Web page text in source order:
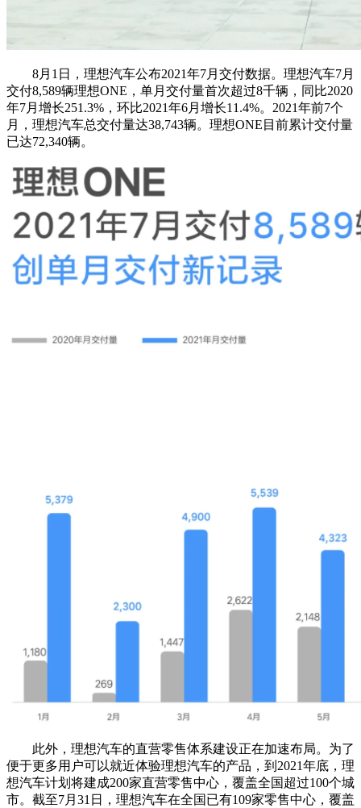
8月1日，理想汽车公布2021年7月交付数据。理想汽车7月
交付8,589辆理想ONE，单月交付量首次超过8千辆，同比2020
年7月增长251.3%，环比2021年6月增长11.4%。2021年前7个
月，理想汽车总交付量达38,743辆。理想ONE目前累计交付量
已达72,340辆。
此外，理想汽车的直营零售体系建设正在加速布局。为了
便于更多用户可以就近体验理想汽车的产品，到2021年底，理
想汽车计划将建成200家直营零售中心，覆盖全国超过100个城
市。截至7月31日，理想汽车在全国已有109家零售中心，覆盖